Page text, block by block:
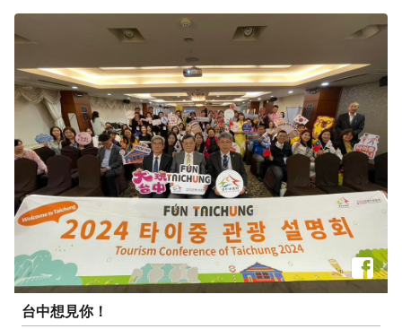
六 ▍ 活動地點：唐麻丹山 ▍ 活動人數：限額15名 ​ 準備
好了嗎？立刻報名上山去 https://bit.ly/3JbWHSg ​ 玩編提
醒：報名前請謹慎評估自身體能，一起做好準備，平安快
樂上下山
台中想見你！